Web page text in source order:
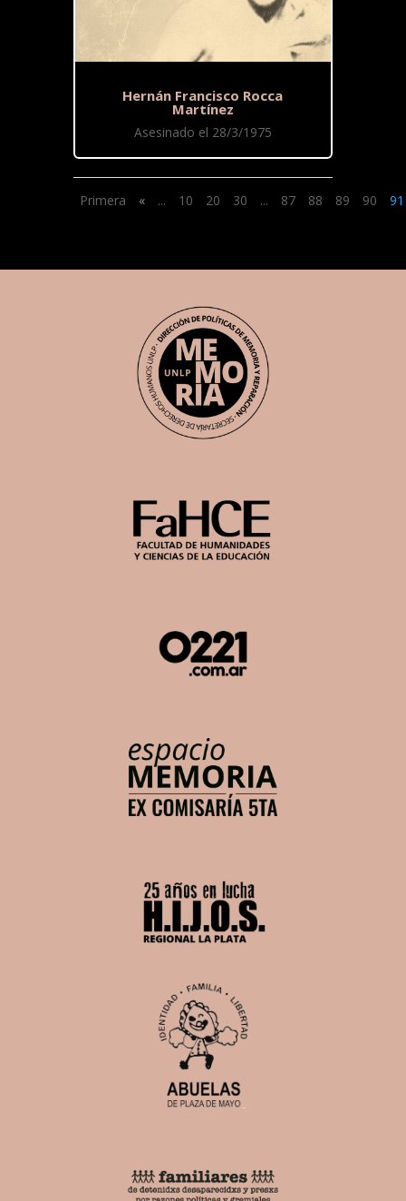
Hernán Francisco Rocca
Martínez
Asesinado el 28/3/1975
Primera « ... 10 20 30 ... 87 88 89 90 91